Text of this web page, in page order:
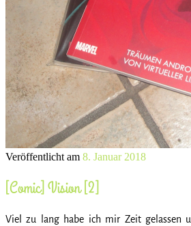
Veröffentlicht am 8. Januar 2018
[Comic] Vision [2]
Viel zu lang habe ich mir Zeit gelassen